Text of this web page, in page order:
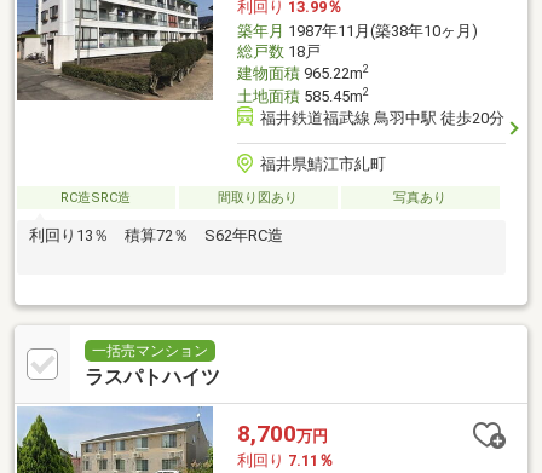
利回り 13.99％
築年月 1987年11月(築38年10ヶ月)
総戸数18戸
建物面積965.22m2
土地面積585.45m2
福井鉄道福武線 鳥羽中駅 徒歩20分
福井県鯖江市糺町
RC造SRC造 間取り図あり 写真あり
利回り13％ 積算72％ S62年RC造
一括売マンション
ラスパトハイツ
8,700万円
利回り 7.11％